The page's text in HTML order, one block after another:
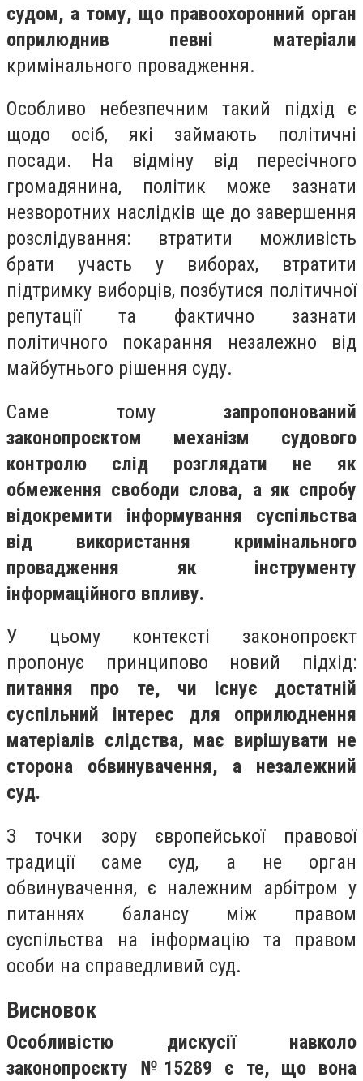
судом, а тому, що правоохоронний орган
оприлюднив певні матеріали
кримінального провадження.
Особливо небезпечним такий підхід є
щодо осіб, які займають політичні
посади. На відміну від пересічного
громадянина, політик може зазнати
незворотних наслідків ще до завершення
розслідування: втратити можливість
брати участь у виборах, втратити
підтримку виборців, позбутися політичної
репутації та фактично зазнати
політичного покарання незалежно від
майбутнього рішення суду.
Саме тому запропонований
законопроєктом механізм судового
контролю слід розглядати не як
обмеження свободи слова, а як спробу
відокремити інформування суспільства
від використання кримінального
провадження як інструменту
інформаційного впливу.
У цьому контексті законопроєкт
пропонує принципово новий підхід:
питання про те, чи існує достатній
суспільний інтерес для оприлюднення
матеріалів слідства, має вирішувати не
сторона обвинувачення, а незалежний
суд.
З точки зору європейської правової
традиції саме суд, а не орган
обвинувачення, є належним арбітром у
питаннях балансу між правом
суспільства на інформацію та правом
особи на справедливий суд.
Висновок
Особливістю дискусії навколо
законопроєкту №15289 є те, що вона